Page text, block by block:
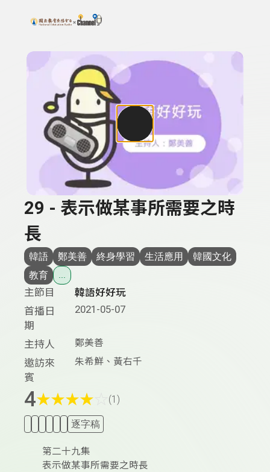
上方功能區塊
搜尋關鍵字：可輸入節目名稱、主持人或關鍵字
29 - 表示做某事所需要之時
長
韓語 鄭美善 終身學習 生活應用
韓國文化
教育
主節目
韓語好好玩
首播日
期
2021-05-07
主持人 鄭美善
邀訪來
賓
朱希鮮、黃右千
4★★★★ (1)
逐字稿
第二十九集
表示做某事所需要之時長